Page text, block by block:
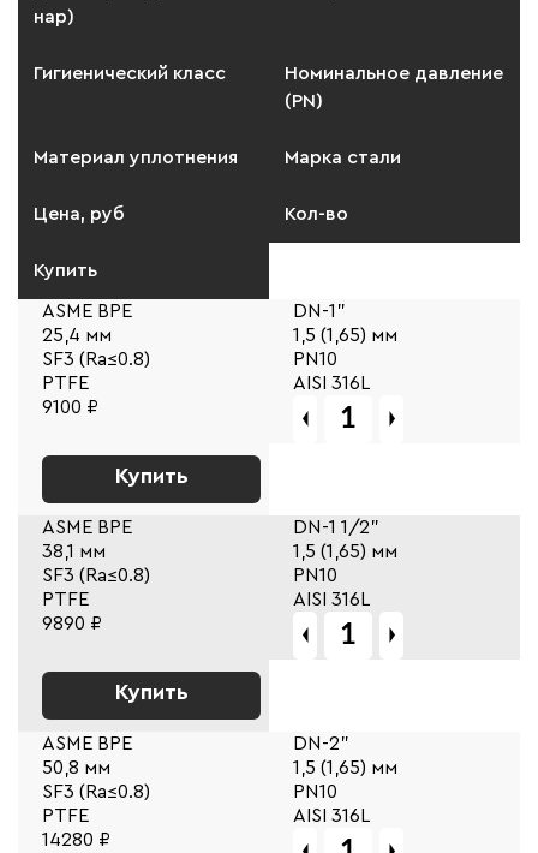
нар)
Гигиенический класс
Номинальное давление
(PN)
Материал уплотнения Марка стали
Цена, руб Кол-во
Купить
ASME BPE
DN-1"
25,4 мм
1,5 (1,65) мм
SF3 (Ra≤0.8)
PN10
PTFE
AISI 316L
9100 ₽
Купить
ASME BPE
DN-1 1/2"
38,1 мм
1,5 (1,65) мм
SF3 (Ra≤0.8)
PN10
PTFE
AISI 316L
9890 ₽
Купить
ASME BPE
DN-2"
50,8 мм
1,5 (1,65) мм
SF3 (Ra≤0.8)
PN10
PTFE
AISI 316L
14280 ₽